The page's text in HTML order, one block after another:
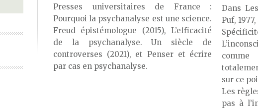
Presses universitaires de France :
Pourquoi la psychanalyse est une science.
Freud épistémologue (2015), L’efficacité
de la psychanalyse. Un siècle de
controverses (2021), et Penser et écrire
par cas en psychanalyse.
Dans
Puf, 1977,
sur ce
Les
pas à